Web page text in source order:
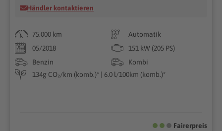
Händler kontaktieren
75.000 km
Automatik
05/2018
151 kW (205 PS)
Benzin
Kombi
134g CO₂/km (komb.)* | 6.0 l/100km (komb.)*
Fairerpreis